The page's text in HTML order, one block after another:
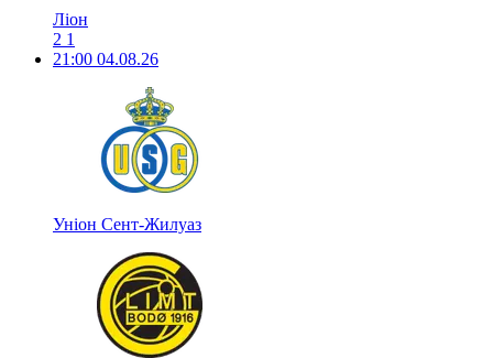
Ліон
2 1
21:00 04.08.26
Уніон Сент-Жилуаз